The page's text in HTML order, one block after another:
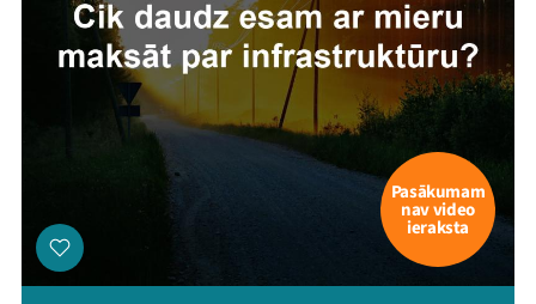
Pasākumam
nav video
ieraksta